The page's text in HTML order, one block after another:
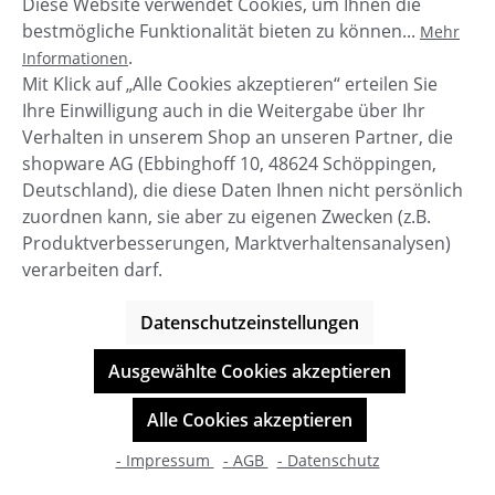
Beschreibung
Dieser warme Lammfell Boot mit einer dicker
Plateau Sohle bringt Dich sicher durch den
Winter!Die dicke Plateau Sohle verlei…Mehr
Service-Hotline
Informationen
© BOOTBAY-n-others
Alle Preise inkl. gesetzl. Mehrwertsteuer zzgl.
Versandkosten
Shop-Entwicklung durchcookie.design
bestmögliche Funktionalität bieten zu können... Mehr
Informationen.
Mit Klick auf „Alle Cookies akzeptieren“ erteilen Sie
Ihre Einwilligung auch in die Weitergabe über Ihr
Verhalten in unserem Shop an unseren Partner, die
shopware AG (Ebbinghoff 10, 48624 Schöppingen,
Deutschland), die diese Daten Ihnen nicht persönlich
zuordnen kann, sie aber zu eigenen Zwecken (z.B.
Produktverbesserungen, Marktverhaltensanalysen)
verarbeiten darf.
Datenschutzeinstellungen
Ausgewählte Cookies akzeptieren
Alle Cookies akzeptieren
- Impressum - AGB - Datenschutz